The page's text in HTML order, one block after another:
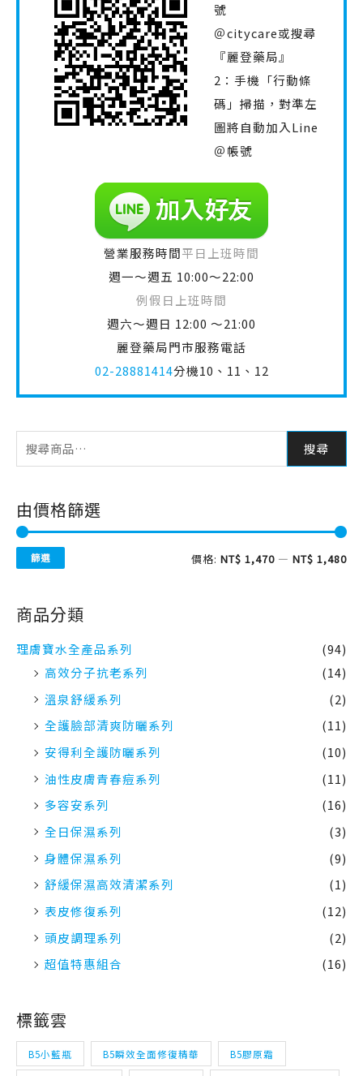
號
＠citycare或搜尋
『麗登藥局』
2：手機「行動條
碼」掃描，對準左
圖將自動加入Line
＠帳號
營業服務時間平日上班時間
週一～週五 10:00～22:00
例假日上班時間
週六～週日 12:00 ～21:00
麗登藥局門市服務電話
02-28881414分機10、11、12
搜尋
由價格篩選
篩選 價格: NT$ 1,470 — NT$ 1,480
商品分類
理膚寶水全產品系列
(94)
高效分子抗老系列
(14)
溫泉舒緩系列
(2)
全護臉部清爽防曬系列
(11)
安得利全護防曬系列
(10)
油性皮膚青春痘系列
(11)
多容安系列
(16)
全日保濕系列
(3)
身體保濕系列
(9)
舒緩保濕高效清潔系列
(1)
表皮修復系列
(12)
頭皮調理系列
(2)
超值特惠組合
(16)
標籤雲
B5小藍瓶 B5瞬效全面修復精華 B5膠原霜